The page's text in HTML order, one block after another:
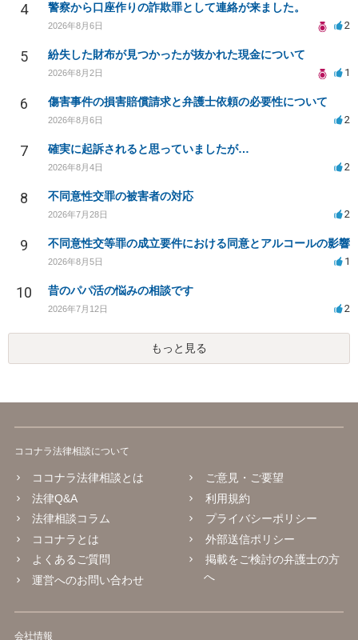
4 警察から口座作りの詐欺罪として連絡が来ました。
2026年8月6日 2
5 紛失した財布が見つかったが抜かれた現金について
2026年8月2日 1
6 傷害事件の損害賠償請求と弁護士依頼の必要性について
2026年8月6日 2
7 確実に起訴されると思っていましたが…
2026年8月4日 2
8 不同意性交罪の被害者の対応
2026年7月28日 2
9 不同意性交等罪の成立要件における同意とアルコールの影響
2026年8月5日 1
10 昔のパパ活の悩みの相談です
2026年7月12日 2
もっと見る
ココナラ法律相談について
ココナラ法律相談とは
法律Q&A
法律相談コラム
ココナラとは
よくあるご質問
運営へのお問い合わせ
ご意見・ご要望
利用規約
プライバシーポリシー
外部送信ポリシー
掲載をご検討の弁護士の方
へ
会社情報